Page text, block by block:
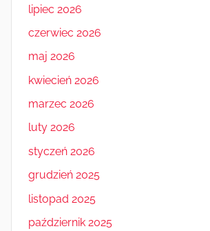
lipiec 2026
czerwiec 2026
maj 2026
kwiecień 2026
marzec 2026
luty 2026
styczeń 2026
grudzień 2025
listopad 2025
październik 2025